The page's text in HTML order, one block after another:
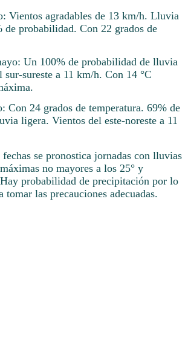
Vientos agradables de 13 km/h. Lluvia
de probabilidad. Con 22 grados de
Un 100% de probabilidad de lluvia
sureste a 11 km/h. Con 14 °C
Con 24 grados de temperatura. 69% de
ligera. Vientos del este-noreste a 11
se pronostica jornadas con lluvias
no mayores a los 25° y
probabilidad de precipitación por lo
tomar las precauciones adecuadas.